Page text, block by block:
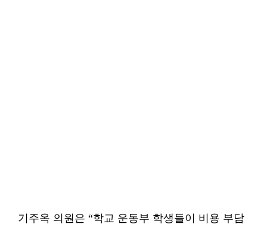
기주옥 의원은 “학교 운동부 학생들이 비용 부담